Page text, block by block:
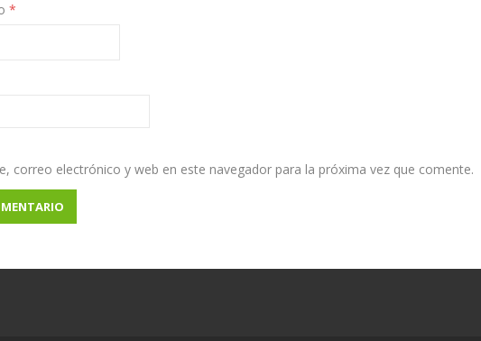
*
correo electrónico y web en este navegador para la próxima vez que comente.